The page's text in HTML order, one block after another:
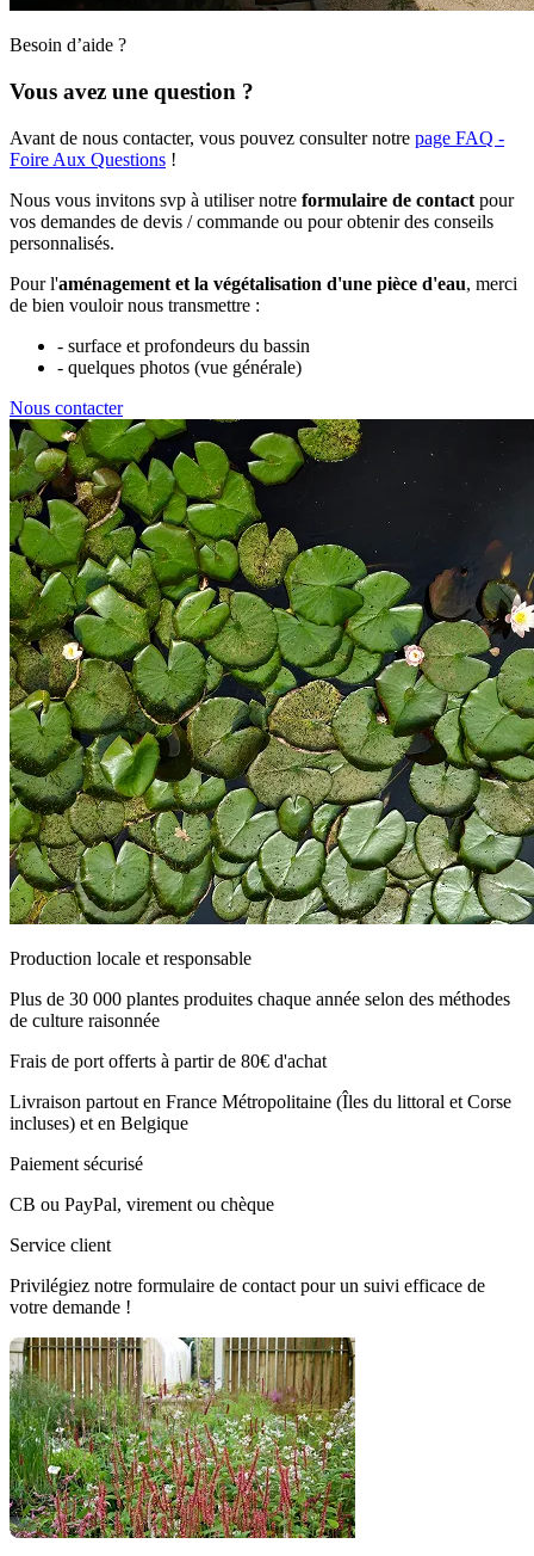
Besoin d’aide ?
Vous avez une question ?
Avant de nous contacter, vous pouvez consulter notre page FAQ -
Foire Aux Questions !
Nous vous invitons svp à utiliser notre formulaire de contact pour
vos demandes de devis / commande ou pour obtenir des conseils
personnalisés.
Pour l'aménagement et la végétalisation d'une pièce d'eau, merci
de bien vouloir nous transmettre :
- surface et profondeurs du bassin
- quelques photos (vue générale)
Nous contacter
Production locale et responsable
Plus de 30 000 plantes produites chaque année selon des méthodes
de culture raisonnée
Frais de port offerts à partir de 80€ d'achat
Livraison partout en France Métropolitaine (Îles du littoral et Corse
incluses) et en Belgique
Paiement sécurisé
CB ou PayPal, virement ou chèque
Service client
Privilégiez notre formulaire de contact pour un suivi efficace de
votre demande !